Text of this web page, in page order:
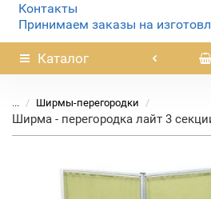
Контакты
Принимаем заказы на
Каталог
... Ширмы-перегородки
Ширма - перегородка лайт 3